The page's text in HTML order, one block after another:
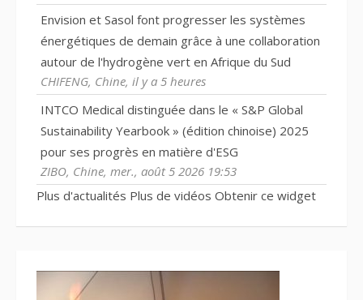
Envision et Sasol font progresser les systèmes
énergétiques de demain grâce à une collaboration
autour de l'hydrogène vert en Afrique du Sud
CHIFENG, Chine, il y a 5 heures
INTCO Medical distinguée dans le « S&P Global
Sustainability Yearbook » (édition chinoise) 2025
pour ses progrès en matière d'ESG
ZIBO, Chine, mer., août 5 2026 19:53
Plus d'actualités Plus de vidéos Obtenir ce widget